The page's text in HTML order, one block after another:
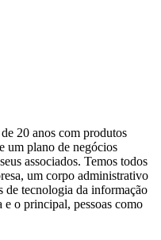
20 anos com produtos
um plano de negócios
associados. Temos todos
um corpo administrativo
de tecnologia da informação
o principal, pessoas como